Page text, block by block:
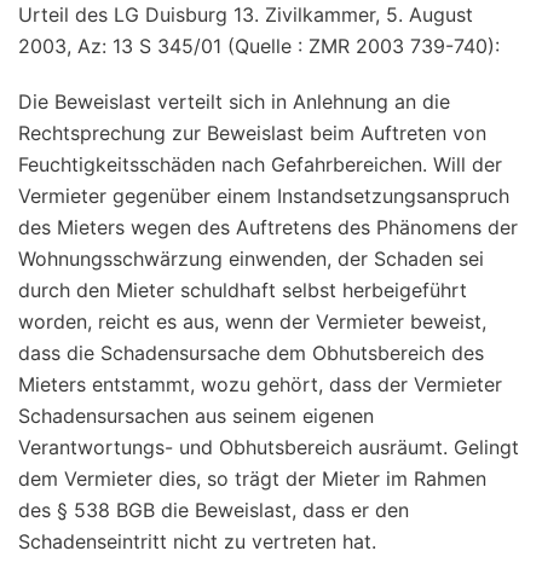
Urteil des LG Duisburg 13. Zivilkammer, 5. August
2003, Az: 13 S 345/01 (Quelle : ZMR 2003 739-740):
Die Beweislast verteilt sich in Anlehnung an die
Rechtsprechung zur Beweislast beim Auftreten von
Feuchtigkeitsschäden nach Gefahrbereichen. Will der
Vermieter gegenüber einem Instandsetzungsanspruch
des Mieters wegen des Auftretens des Phänomens der
Wohnungsschwärzung einwenden, der Schaden sei
durch den Mieter schuldhaft selbst herbeigeführt
worden, reicht es aus, wenn der Vermieter beweist,
dass die Schadensursache dem Obhutsbereich des
Mieters entstammt, wozu gehört, dass der Vermieter
Schadensursachen aus seinem eigenen
Verantwortungs- und Obhutsbereich ausräumt. Gelingt
dem Vermieter dies, so trägt der Mieter im Rahmen
des § 538 BGB die Beweislast, dass er den
Schadenseintritt nicht zu vertreten hat.